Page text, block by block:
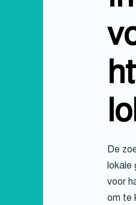
De
lokale
voor
om te